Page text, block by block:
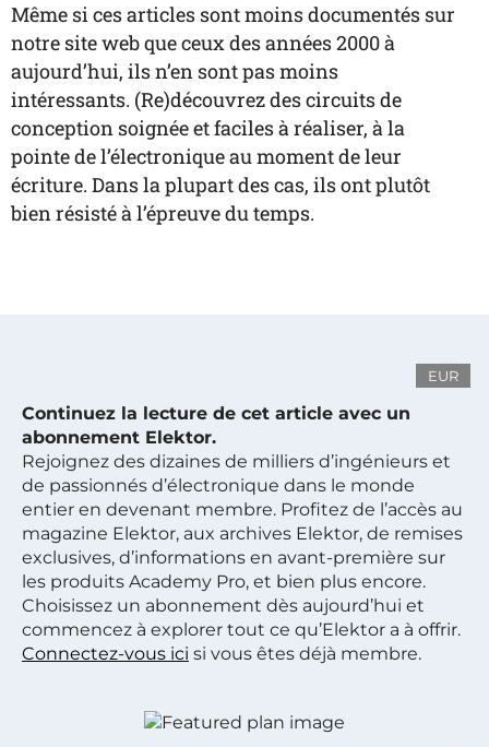
Même si ces articles sont moins documentés sur
notre site web que ceux des années 2000 à
aujourd’hui, ils n’en sont pas moins
intéressants. (Re)découvrez des circuits de
conception soignée et faciles à réaliser, à la
pointe de l’électronique au moment de leur
écriture. Dans la plupart des cas, ils ont plutôt
bien résisté à l’épreuve du temps.
EUR
Continuez la lecture de cet article avec un
abonnement Elektor.
Rejoignez des dizaines de milliers d’ingénieurs et
de passionnés d’électronique dans le monde
entier en devenant membre. Profitez de l’accès au
magazine Elektor, aux archives Elektor, de remises
exclusives, d’informations en avant-première sur
les produits Academy Pro, et bien plus encore.
Choisissez un abonnement dès aujourd’hui et
commencez à explorer tout ce qu’Elektor a à offrir.
Connectez-vous ici si vous êtes déjà membre.